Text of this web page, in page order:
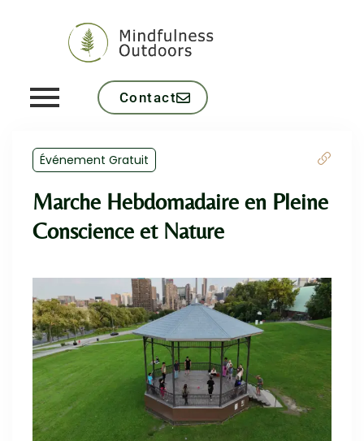
Contact
Événement Gratuit
Marche Hebdomadaire en Pleine
Conscience et Nature